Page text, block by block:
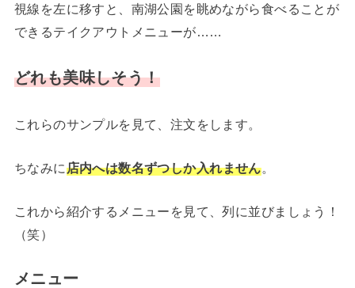
視線を左に移すと、南湖公園を眺めながら食べることが
できるテイクアウトメニューが……
どれも美味しそう！
これらのサンプルを見て、注文をします。
ちなみに店内へは数名ずつしか入れません。
これから紹介するメニューを見て、列に並びましょう！
（笑）
メニュー